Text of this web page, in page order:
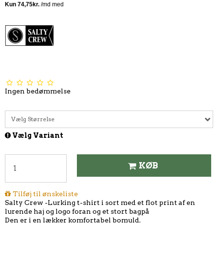
Ingen bedømmelse
Vælg Størrelse
Vælg Variant
KØB
Tilføj til ønskeliste
Salty Crew -Lurking t-shirt i sort med et flot print af en
lurende haj og logo foran og et stort bagpå
Den er i en lækker komfortabel bomuld.